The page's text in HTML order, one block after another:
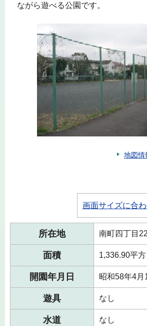
ながら遊べる公園です。
地図情
画面サイズに合
所在地 南町四丁目
面積 1,336.90平
開園年月日 昭和58年4月
遊具 なし
水道 なし